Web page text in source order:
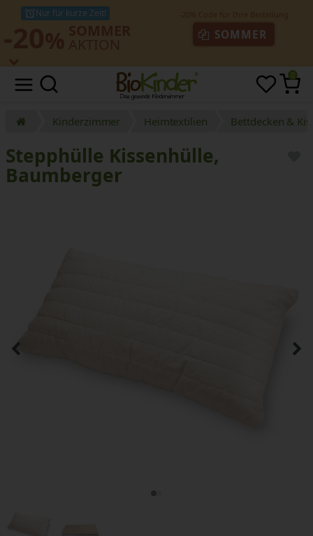
Nur für kurze Zeit!
SOMMER
0
Kinderzimmer Heimtextilien Bettdecken &
Stepphülle Kissenhülle,
Baumberger